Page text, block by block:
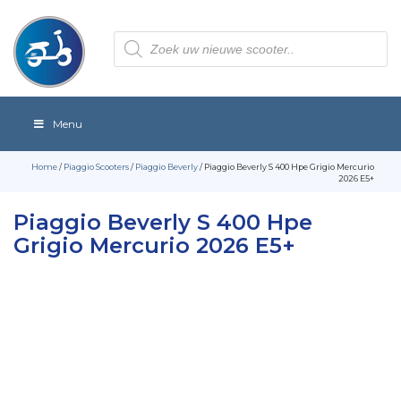
Producten
zoeken
Menu
Home/Piaggio Scooters/Piaggio Beverly/ Piaggio Beverly S 400 Hpe Grigio Mercurio
2026 E5+
Piaggio Beverly S 400 Hpe
Grigio Mercurio 2026 E5+